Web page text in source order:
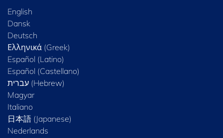
English
Dansk
Deutsch
Ελληνικά (Greek)
Español (Latino)
Español (Castellano)
Magyar
Italiano
日本語 (Japanese)
Nederlands